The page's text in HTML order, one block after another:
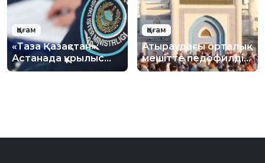
Қоғам
«Таза Қазақстан»:
Астанада құрылыс
қалдықтарын заңсыз
Қоғам
Атыраудағы орталық
мешітте педофилдің
жаназасы